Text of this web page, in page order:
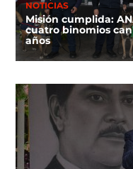
NOTICIAS
Misión cumplida:
cuatro binomios
años